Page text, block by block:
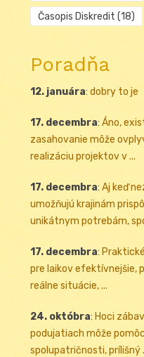
Časopis Diskredit (18)
Poradňa
12. januára: dobry to je
17. decembra: Áno,
zasahovanie môže
realizáciu projektov v ...
17. decembra: Aj keď
umožňujú krajinám
unikátnym potrebám,
17. decembra:
pre laikov efektívnejšie,
reálne situácie, ...
24. októbra: Hoci
podujatiach môže
spolupatričnosti, prílišný